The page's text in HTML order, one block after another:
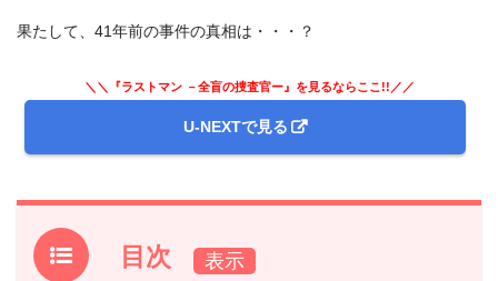
果たして、41年前の事件の真相は・・・？
＼＼『ラストマン －全盲の捜査官ー』を見るならここ!!／／
U-NEXTで見る
目次